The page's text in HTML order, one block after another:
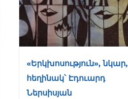
«Երկխոսություն», նկար,
հեղինակ՝ Էդուարդ
Ներսիսյան